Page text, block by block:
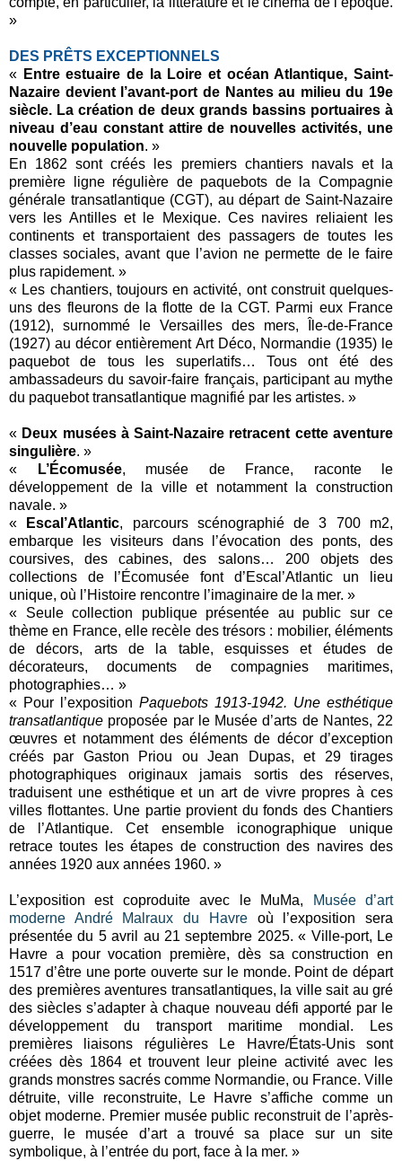
»
DES PRÊTS EXCEPTIONNELS
« Entre estuaire de la Loire et océan Atlantique, Saint-
Nazaire devient l’avant-port de Nantes au milieu du 19e
siècle. La création de deux grands bassins portuaires à
niveau d’eau constant attire de nouvelles activités, une
nouvelle population. »
En 1862 sont créés les premiers chantiers navals et la
première ligne régulière de paquebots de la Compagnie
générale transatlantique (CGT), au départ de Saint-Nazaire
vers les Antilles et le Mexique. Ces navires reliaient les
continents et transportaient des passagers de toutes les
classes sociales, avant que l’avion ne permette de le faire
plus rapidement. »
« Les chantiers, toujours en activité, ont construit quelques-
uns des fleurons de la flotte de la CGT. Parmi eux France
(1912), surnommé le Versailles des mers, Île-de-France
(1927) au décor entièrement Art Déco, Normandie (1935) le
paquebot de tous les superlatifs… Tous ont été des
ambassadeurs du savoir-faire français, participant au mythe
du paquebot transatlantique magnifié par les artistes. »
« Deux musées à Saint-Nazaire retracent cette aventure
singulière. »
«
L’Écomusée, musée de France, raconte le
développement de la ville et notamment la construction
navale. »
«
Escal’Atlantic, parcours scénographié de 3 700 m2,
embarque les visiteurs dans l’évocation des ponts, des
coursives, des cabines, des salons… 200 objets des
collections de l’Écomusée font d’Escal’Atlantic un lieu
unique, où l’Histoire rencontre l’imaginaire de la mer. »
« Seule collection publique présentée au public sur ce
thème en France, elle recèle des trésors : mobilier, éléments
de décors, arts de la table, esquisses et études de
décorateurs, documents de compagnies maritimes,
photographies… »
« Pour l’exposition Paquebots 1913-1942. Une esthétique
transatlantique proposée par le Musée d’arts de Nantes, 22
œuvres et notamment des éléments de décor d’exception
créés par Gaston Priou ou Jean Dupas, et 29 tirages
photographiques originaux jamais sortis des réserves,
traduisent une esthétique et un art de vivre propres à ces
villes flottantes. Une partie provient du fonds des Chantiers
de l’Atlantique. Cet ensemble iconographique unique
retrace toutes les étapes de construction des navires des
années 1920 aux années 1960. »
L’exposition est coproduite avec le MuMa,
Musée d’art
moderne André Malraux du Havreoù l’exposition sera
présentée du 5 avril au 21 septembre 2025. « Ville-port, Le
Havre a pour vocation première, dès sa construction en
1517 d’être une porte ouverte sur le monde. Point de départ
des premières aventures transatlantiques, la ville sait au gré
des siècles s’adapter à chaque nouveau défi apporté par le
développement du transport maritime mondial. Les
premières liaisons régulières Le Havre/États-Unis sont
créées dès 1864 et trouvent leur pleine activité avec les
grands monstres sacrés comme Normandie, ou France. Ville
détruite, ville reconstruite, Le Havre s’affiche comme un
objet moderne. Premier musée public reconstruit de l’après-
guerre, le musée d’art a trouvé sa place sur un site
symbolique, à l’entrée du port, face à la mer. »